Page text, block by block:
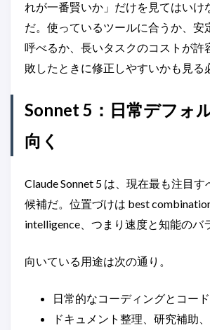
れが一番賢いか」だけを見てはいけ
だ。使っているツールに合うか、安
呼べるか、長いタスクのコストが許
敗したときに修正しやすいかも見る
Sonnet 5：日常デフォ
向く
Claude Sonnet 5 は、現在最も注目す
候補だ。位置づけは best
intelligence、つまり速度と知能のバ
向いている用途は次の通り。
日常的なコーディングとコード
ドキュメント整理、研究補助、